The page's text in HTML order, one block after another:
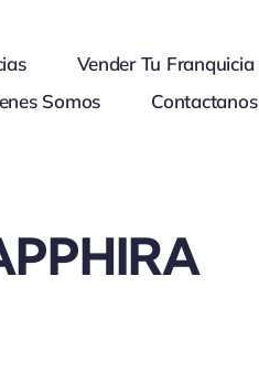
Vender Tu Franquicia
Somos Contactanos